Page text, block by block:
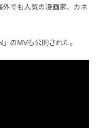
でも人気の漫画家、カネ
のMVも公開された。